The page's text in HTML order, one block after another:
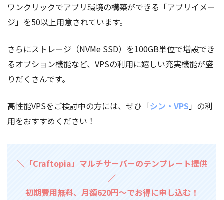
ワンクリックでアプリ環境の構築ができる「アプリイメー
ジ」を50以上用意されています。
さらにストレージ（NVMe SSD）を100GB単位で増設でき
るオプション機能など、VPSの利用に嬉しい充実機能が盛
りだくさんです。
高性能VPSをご検討中の方には、ぜひ「シン・VPS 」の利
用をおすすめください！
＼「Craftopia」マルチサーバーのテンプレート提供
／
初期費用無料、月額620円～でお得に申し込む！